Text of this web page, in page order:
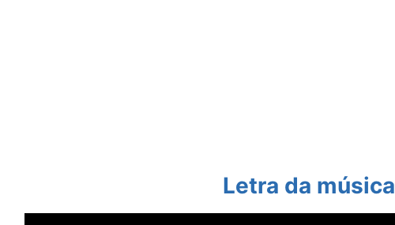
Letra da música